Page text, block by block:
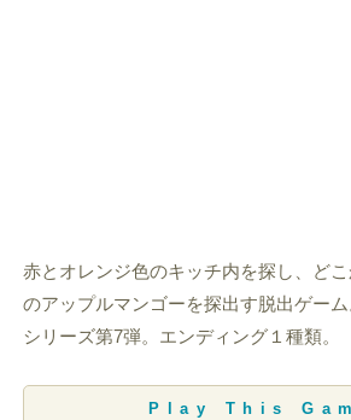
赤とオレンジ色のキッチ内を探し、ど
のアップルマンゴーを探出す脱出ゲー
シリーズ第7弾。エンディング１種類。
Play This